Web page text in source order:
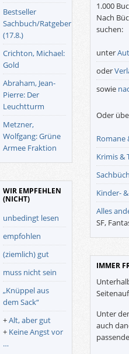
Bestseller
Sachbuch/Ratgeber
(17.8.)
Crichton, Michael:
Gold
Abraham, Jean-
Pierre: Der
Leuchtturm
Metzner,
Wolfgang: Grüne
Armee Fraktion
WIR EMPFEHLEN
(NICHT)
unbedingt lesen
empfohlen
(ziemlich) gut
muss nicht sein
„Knüppel aus
dem Sack“
+Alt, aber gut
+ Keine Angst vor
…
1.000
Nach
suchen:
unter
oder
sowie
Oder
Romane
Krimis &
Kinder-
Alles
SF,
IMMER
Unter
auch